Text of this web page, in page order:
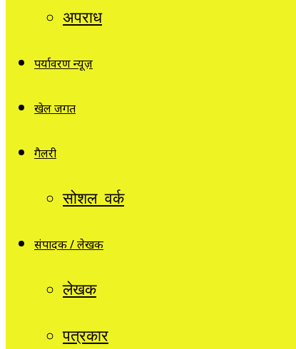
अपराध
पर्यावरण न्यूज़
खेल जगत
गैलरी
सोशल वर्क
संपादक / लेखक
लेखक
पत्रकार